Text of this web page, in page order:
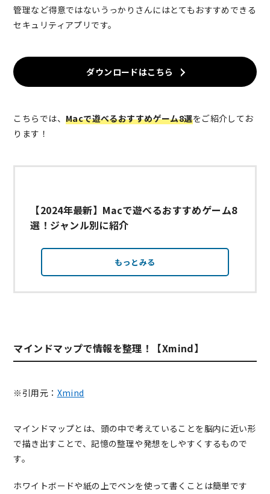
管理など得意ではないうっかりさんにはとてもおすすめできる
セキュリティアプリです。
ダウンロードはこちら
こちらでは、 Macで遊べるおすすめゲーム8選をご紹介してお
ります！
【2024年最新】Macで遊べるおすすめゲーム8
選！ジャンル別に紹介
もっとみる
マインドマップで情報を整理！【Xmind】
※引用元： Xmind
マインドマップとは、頭の中で考えていることを脳内に近い形
で描き出すことで、記憶の整理や発想をしやすくするもので
す。
ホワイトボードや紙の上でペンを使って書くことは簡単です